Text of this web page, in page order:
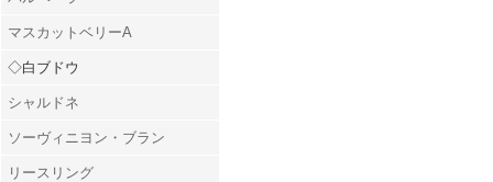
マスカットベリーA
◇白ブドウ
シャルドネ
ソーヴィニヨン・ブラン
リースリング